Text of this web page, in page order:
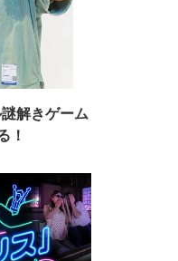
解きゲーム
！